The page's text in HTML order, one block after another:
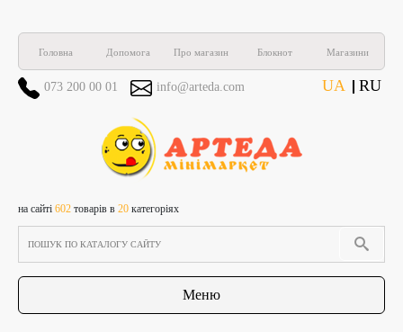
Головна Допомога Про магазин Блокнот Магазини
UA RU
073 200 00 01 info@arteda.com
на сайті 602 товарів в 20 категоріях
Меню